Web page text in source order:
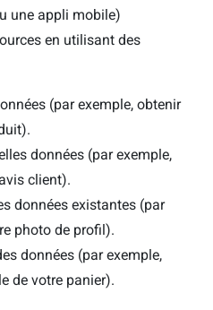
une appli mobile)
en utilisant des
(par exemple, obtenir
données (par exemple,
client).
données existantes (par
photo de profil).
données (par exemple,
de votre panier).